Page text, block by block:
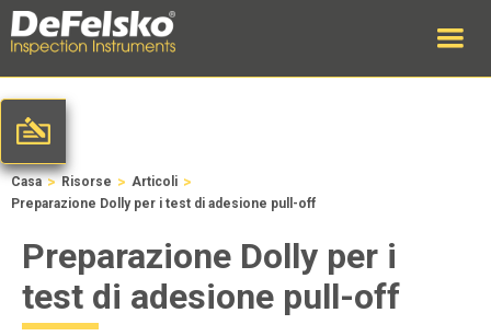
Casa > Risorse > Articoli >
Preparazione Dolly per i test di adesione pull-off
Preparazione Dolly per i
test di adesione pull-off